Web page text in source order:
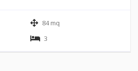
84 mq
3